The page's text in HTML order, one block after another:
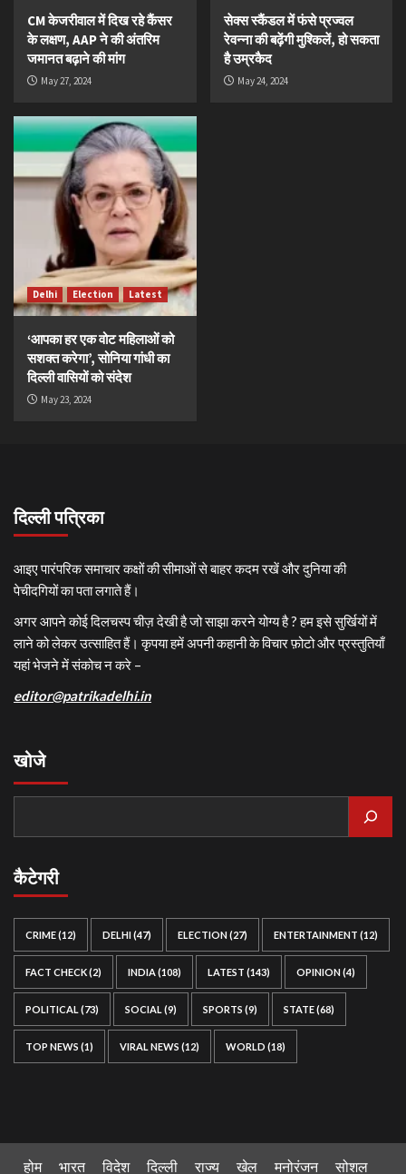
CM केजरीवाल में दिख रहे कैंसर
के लक्षण, AAP ने की अंतरिम
जमानत बढ़ाने की मांग
May 27, 2024
सेक्स स्कैंडल में फंसे प्रज्वल
रेवन्ना की बढ़ेंगी मुश्किलें, हो सकता
है उम्रकैद
May 24, 2024
Delhi Election Latest
‘आपका हर एक वोट महिलाओं को
सशक्त करेगा’, सोनिया गांधी का
दिल्ली वासियों को संदेश
May 23, 2024
दिल्ली पत्रिका
आइए पारंपरिक समाचार कक्षों की सीमाओं से बाहर कदम रखें और दुनिया की
पेचीदगियों का पता लगाते हैं।
अगर आपने कोई दिलचस्प चीज़ देखी है जो साझा करने योग्य है ? हम इसे सुर्खियों में
लाने को लेकर उत्साहित हैं। कृपया हमें अपनी कहानी के विचार फ़ोटो और प्रस्तुतियाँ
यहां भेजने में संकोच न करे –
editor@patrikadelhi.in
खोजे
कैटेगरी
CRIME(12) DELHI(47) ELECTION(27) ENTERTAINMENT (12)
FACT CHECK(2) INDIA(108) LATEST (143) OPINION(4)
POLITICAL (73) SOCIAL (9) SPORTS (9) STATE(68)
TOP NEWS (1) VIRAL NEWS (12) WORLD (18)
होम भारत विदेश दिल्ली राज्य खेल मनोरंजन सोशल